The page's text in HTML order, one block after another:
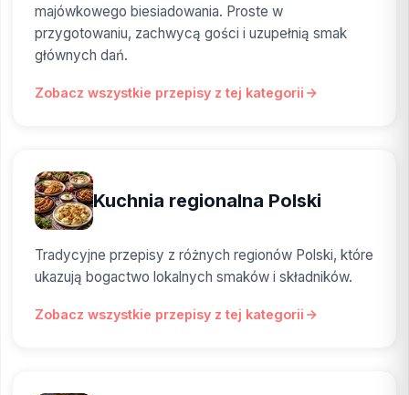
majówkowego biesiadowania. Proste w
przygotowaniu, zachwycą gości i uzupełnią smak
głównych dań.
Zobacz wszystkie przepisy z tej kategorii
Kuchnia regionalna Polski
Tradycyjne przepisy z różnych regionów Polski, które
ukazują bogactwo lokalnych smaków i składników.
Zobacz wszystkie przepisy z tej kategorii